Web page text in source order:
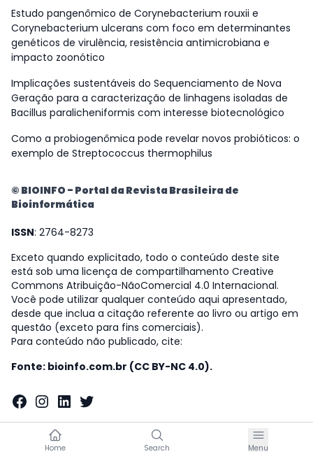
Home Search Menu
Estudo pangenômico de Corynebacterium rouxii e
Corynebacterium ulcerans com foco em determinantes
genéticos de virulência, resistência antimicrobiana e
impacto zoonótico
Implicações sustentáveis do Sequenciamento de Nova
Geração para a caracterização de linhagens isoladas de
Bacillus paralicheniformis com interesse biotecnológico
Como a probiogenômica pode revelar novos probióticos: o
exemplo de Streptococcus thermophilus
© BIOINFO - Portal da Revista Brasileira de
Bioinformática
ISSN: 2764-8273
Exceto quando explicitado, todo o conteúdo deste site
está sob uma licença de compartilhamento Creative
Commons Atribuição-NãoComercial 4.0 Internacional.
Você pode utilizar qualquer conteúdo aqui apresentado,
desde que inclua a citação referente ao livro ou artigo em
questão (exceto para fins comerciais).
Para conteúdo não publicado, cite:
Fonte: bioinfo.com.br (CC BY-NC 4.0).
Facebook
Instagram
LinkedIn
Twitter